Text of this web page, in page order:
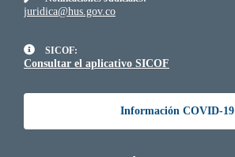
juridica@hus.gov.co
SICOF:
Consultar el aplicativo SICOF
Información COVID-19